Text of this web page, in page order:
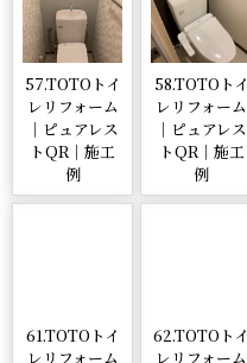
57.TOTOトイ
レリフォーム
｜ピュアレス
トQR｜施工
例
58.TOTOトイ
レリフォーム
｜ピュアレス
トQR｜施工
例
61.TOTOトイ
レリフォーム
62.TOTOトイ
レリフォーム